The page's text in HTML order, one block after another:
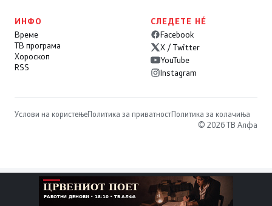
ИНФО
Време
ТВ програма
Хороскоп
RSS
СЛЕДЕТЕ НÉ
Facebook
X / Twitter
YouTube
Instagram
Услови на користењеПолитика за приватностПолитика за колачиња
© 2026 ТВ Алфа